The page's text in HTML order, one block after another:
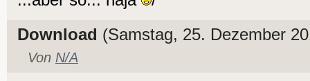
Download (Samstag, 25. Dezember
Von N/A